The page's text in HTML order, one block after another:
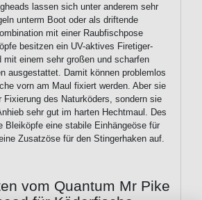
lassen sich unter anderem sehr
unterm Boot oder als driftende
mit einer Raubfischpose
besitzen ein UV-aktives Firetiger-
mit einem sehr großen und scharfen
ausgestattet. Damit können problemlos
vorn am Maul fixiert werden. Aber sie
Fixierung des Naturköders, sondern sie
sehr gut im harten Hechtmaul. Des
Bleiköpfe eine stabile Einhängeöse für
Zusatzöse für den Stingerhaken auf.
vom Quantum Mr Pike